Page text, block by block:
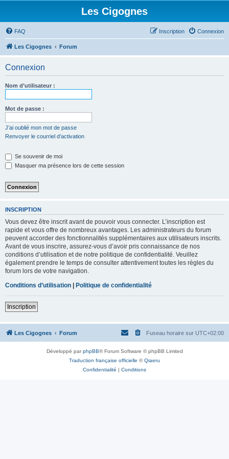
Les Cigognes
FAQ Connexion
Inscription
Les Cigognes Forum
Connexion
Nom d’utilisateur :
Mot de passe :
J’ai oublié mon mot de passe
Renvoyer le courriel d’activation
Se souvenir de moi
Masquer ma présence lors de cette session
INSCRIPTION
Vous devez être inscrit avant de pouvoir vous connecter. L’inscription est
rapide et vous offre de nombreux avantages. Les administrateurs du forum
peuvent accorder des fonctionnalités supplémentaires aux utilisateurs inscrits.
Avant de vous inscrire, assurez-vous d’avoir pris connaissance de nos
conditions d’utilisation et de notre politique de confidentialité. Veuillez
également prendre le temps de consulter attentivement toutes les règles du
forum lors de votre navigation.
Conditions d’utilisation | Politique de confidentialité
Inscription
Les Cigognes Forum Fuseau horaire sur UTC+02:00
Développé parphpBB® Forum Software © phpBB Limited
Traduction française officielle ©Qiaeru
Confidentialité | Conditions